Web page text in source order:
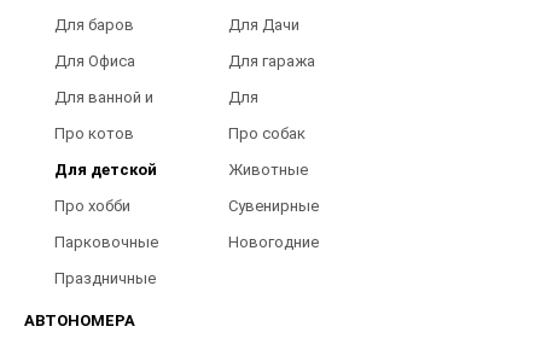
Для баров
Для Дачи
Для Офиса
Для гаража
Для ванной и
Для
Про котов
Про собак
Для детской
Животные
Про хобби
Сувенирные
Парковочные
Новогодние
Праздничные
АВТОНОМЕРА